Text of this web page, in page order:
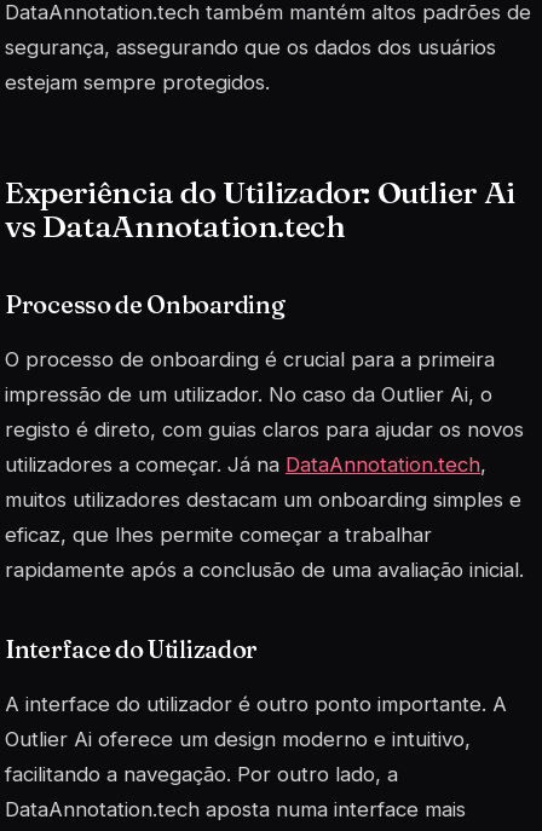
DataAnnotation.tech também mantém altos padrões de
segurança, assegurando que os dados dos usuários
estejam sempre protegidos.
Experiência do Utilizador: Outlier Ai
vs DataAnnotation.tech
Processo de Onboarding
O processo de onboarding é crucial para a primeira
impressão de um utilizador. No caso da Outlier Ai, o
registo é direto, com guias claros para ajudar os novos
utilizadores a começar. Já na DataAnnotation.tech,
muitos utilizadores destacam um onboarding simples e
eficaz, que lhes permite começar a trabalhar
rapidamente após a conclusão de uma avaliação inicial.
Interface do Utilizador
A interface do utilizador é outro ponto importante. A
Outlier Ai oferece um design moderno e intuitivo,
facilitando a navegação. Por outro lado, a
DataAnnotation.tech aposta numa interface mais